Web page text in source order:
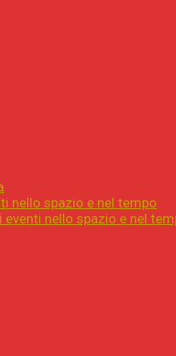
nello spazio e nel tempo
nello spazio e nel